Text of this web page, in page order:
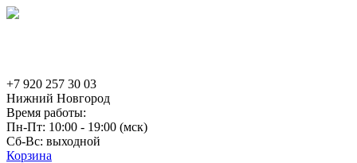
+7 920 257 30 03
Нижний Новгород
Время работы:
Пн-Пт: 10:00 - 19:00 (мск)
Сб-Вс: выходной
Корзина